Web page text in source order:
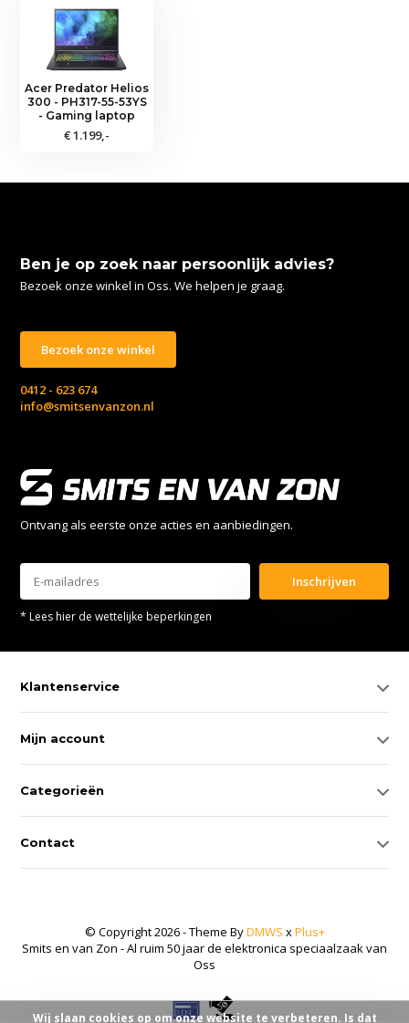
Acer Predator Helios
300 - PH317-55-53YS
- Gaming laptop
€ 1.199,-
Ben je op zoek naar persoonlijk advies?
Bezoek onze winkel in Oss. We helpen je graag.
Bezoek onze winkel
0412 - 623 674
info@smitsenvanzon.nl
Ontvang als eerste onze acties en aanbiedingen.
Inschrijven
* Lees hier de wettelijke beperkingen
Klantenservice
Mijn account
Categorieën
Contact
© Copyright 2026 - Theme ByDMWS xPlus+
Smits en van Zon - Al ruim 50 jaar de elektronica speciaalzaak van
Oss
Wij slaan cookies op om onze website te verbeteren. Is dat